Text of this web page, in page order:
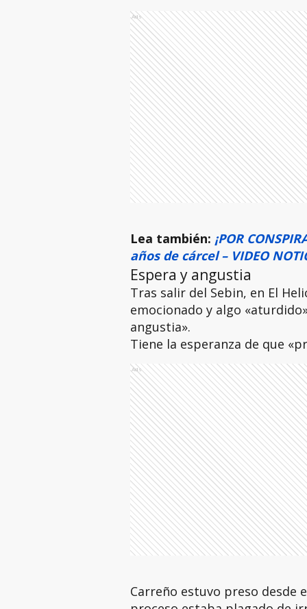
Ads
Lea también: ¡POR
años de cárcel – VIDEO
Espera y angustia
Tras salir del Sebin, en El
emocionado y algo
angustia».
Tiene la esperanza de que
Ads
Carreño estuvo preso desde